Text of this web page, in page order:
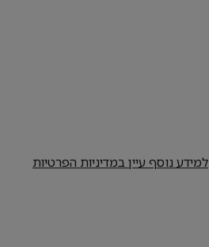
למידע נוסף עיין במדיניות הפרטיות